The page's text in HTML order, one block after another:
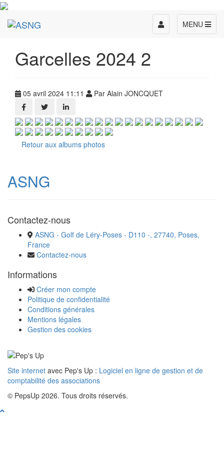
MENU
Toggle
navigation
Garcelles 2024 2
05 avril 2024 11:11 Par Alain JONCQUET
Retour aux albums photos
ASNG
Contactez-nous
ASNG - Golf de Léry-Poses - D110 -, 27740, Poses,
France
Contactez-nous
Informations
Créer mon compte
Politique de confidentialité
Conditions générales
Mentions légales
Gestion des cookies
Site internet avec Pep's Up : Logiciel en ligne de gestion et de
comptabilité des associations
© PepsUp 2026. Tous droits réservés.